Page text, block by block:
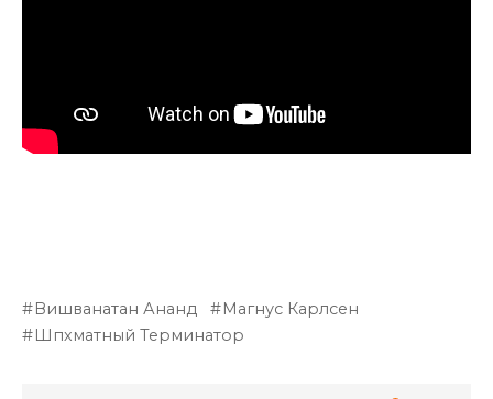
Вишванатан Ананд
Магнус Карлсен
Шпхматный Терминатор